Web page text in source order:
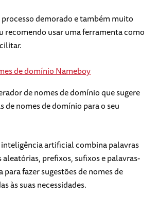
demorado e também muito
recomendo usar uma ferramenta como
de nomes de domínio que sugere
de nomes de domínio para o seu
artificial combina palavras
prefixos, sufixos e palavras-
para fazer sugestões de nomes de
às suas necessidades.